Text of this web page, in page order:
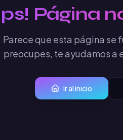
Página
Parece que esta página se
preocupes, te ayudamos a
Ir al inicio